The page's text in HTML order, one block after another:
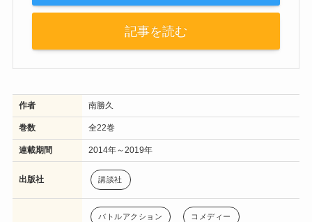
記事を読む
作者 南勝久
巻数 全22巻
連載期間 2014年～2019年
出版社 講談社
バトルアクション コメディー